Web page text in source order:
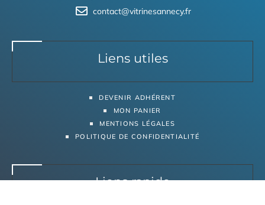
contact@vitrinesannecy.fr
Liens utiles
DEVENIR ADHÉRENT
MON PANIER
MENTIONS LÉGALES
POLITIQUE DE CONFIDENTIALITÉ
Liens rapide